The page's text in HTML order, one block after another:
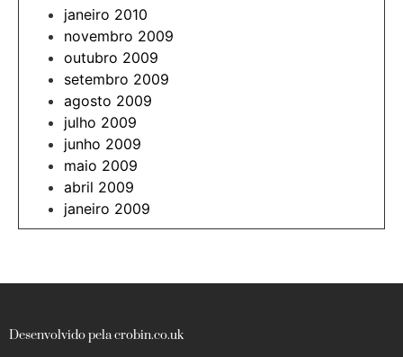
janeiro 2010
novembro 2009
outubro 2009
setembro 2009
agosto 2009
julho 2009
junho 2009
maio 2009
abril 2009
janeiro 2009
Desenvolvido pela crobin.co.uk